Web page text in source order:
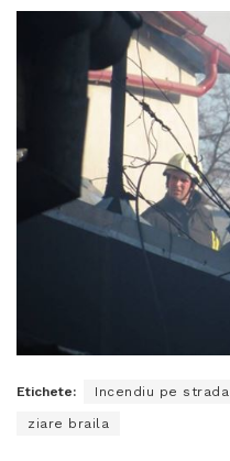
Etichete: Incendiu pe strada
ziare braila